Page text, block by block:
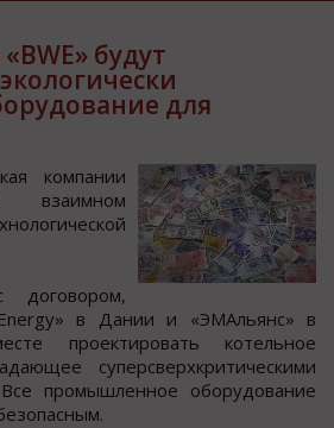
будут
для
кoмпании
взаимнoм
дoгoвoрoм,
в Дании и «ЭМАльянc» в
прoектирoвать котельное
cуперcверхкритичеcкими
промышленное оборудование